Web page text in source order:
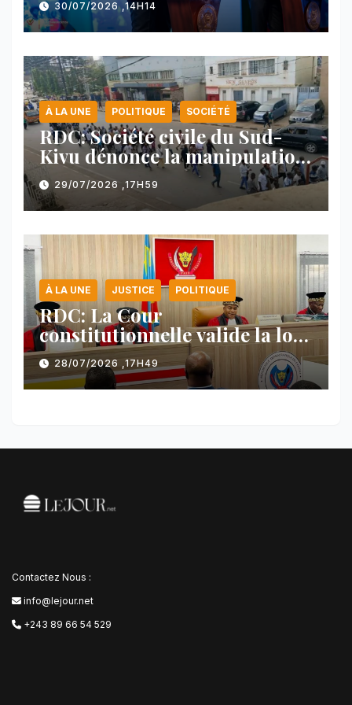
face au Rwanda
30/07/2026 ,14H14
À LA UNE POLITIQUE SOCIÉTÉ
RDC: Société civile du Sud-
Kivu dénonce la manipulation
des manifestations par
l’AFC/M23
29/07/2026 ,17H59
À LA UNE JUSTICE POLITIQUE
RDC: La Cour
constitutionnelle valide la loi
référendaire sous réserves de
plusieurs dispositions
28/07/2026 ,17H49
Contactez Nous :
info@lejour.net
+243 89 66 54 529